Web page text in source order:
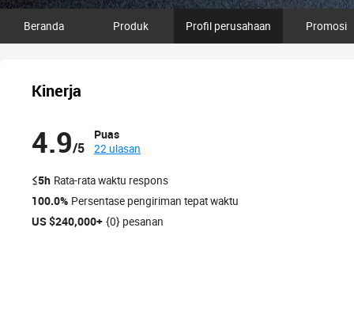
Beranda Produk Profil perusahaan Promosi
Kinerja
4.9/5
Puas
22 ulasan
≤5h Rata-rata waktu respons
100.0% Persentase pengiriman tepat waktu
US $240,000+ {0} pesanan